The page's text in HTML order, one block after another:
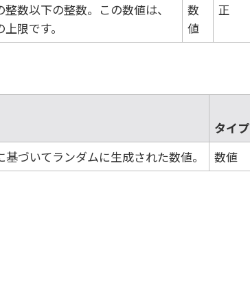
数以下の整数。この数値は、
限です。
数
値
正
タイプ
づいてランダムに生成された数値。 数値